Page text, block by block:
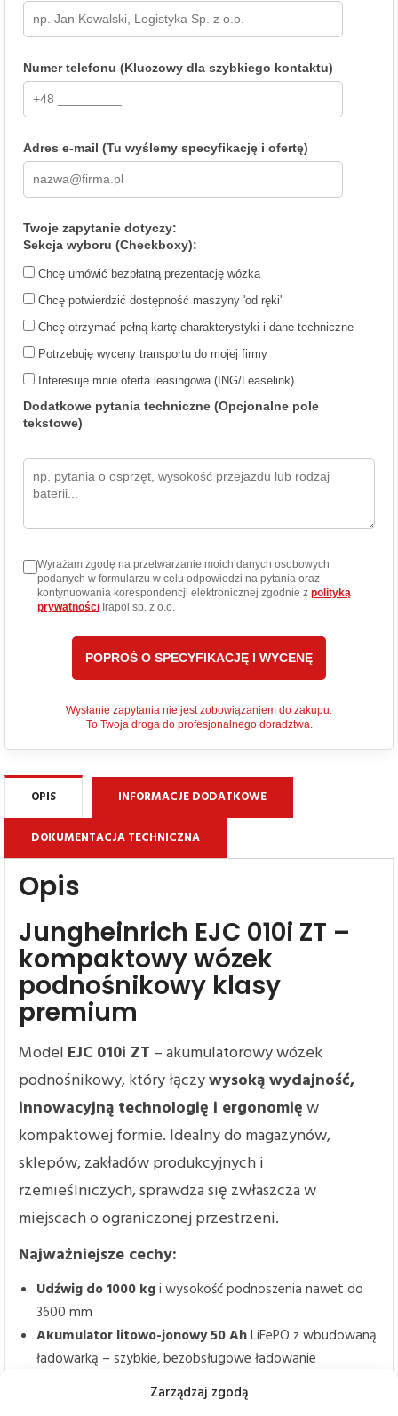
Zarządzaj zgodą
Numer telefonu (Kluczowy dla szybkiego kontaktu)
Adres e-mail (Tu wyślemy specyfikację i ofertę)
Twoje zapytanie dotyczy:
Sekcja wyboru (Checkboxy):
Chcę umówić bezpłatną prezentację wózka
Chcę potwierdzić dostępność maszyny 'od ręki'
Chcę otrzymać pełną kartę charakterystyki i dane techniczne
Potrzebuję wyceny transportu do mojej firmy
Interesuje mnie oferta leasingowa (ING/Leaselink)
Dodatkowe pytania techniczne (Opcjonalne pole
tekstowe)
Wyrażam zgodę na przetwarzanie moich danych osobowych
podanych w formularzu w celu odpowiedzi na pytania oraz
kontynuowania korespondencji elektronicznej zgodnie z polityką
prywatności Irapol sp. z o.o.
Wysłanie zapytania nie jest zobowiązaniem do zakupu.
To Twoja droga do profesjonalnego doradztwa.
OPIS INFORMACJE DODATKOWE
DOKUMENTACJA TECHNICZNA
Opis
Jungheinrich EJC 010i ZT –
kompaktowy wózek
podnośnikowy klasy
premium
Model EJC 010i ZT – akumulatorowy wózek
podnośnikowy, który łączywysoką wydajność,
innowacyjną technologię i ergonomięw
kompaktowej formie. Idealny do magazynów,
sklepów, zakładów produkcyjnych i
rzemieślniczych, sprawdza się zwłaszcza w
miejscach o ograniczonej przestrzeni.
Najważniejsze cechy:
Udźwig do 1000 kgi wysokość podnoszenia nawet do
3600 mm
Akumulator litowo-jonowy 50 AhLiFePO z wbudowaną
ładowarką – szybkie, bezobsługowe ładowanie
5 wariantów wysokości podnoszenia